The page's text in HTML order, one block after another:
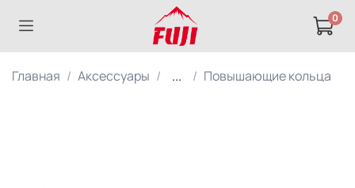
0
Главная Аксессуары ... Повышающие кольца